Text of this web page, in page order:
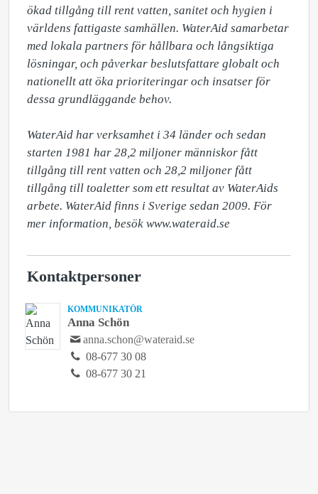
ökad tillgång till rent vatten, sanitet och hygien i
världens fattigaste samhällen. WaterAid samarbetar
med lokala partners för hållbara och långsiktiga
lösningar, och påverkar beslutsfattare globalt och
nationellt att öka prioriteringar och insatser för
dessa grundläggande behov.
WaterAid har verksamhet i 34 länder och sedan
starten 1981 har 28,2 miljoner människor fått
tillgång till rent vatten och 28,2 miljoner fått
tillgång till toaletter som ett resultat av WaterAids
arbete. WaterAid finns i Sverige sedan 2009. För
mer information, besök www.wateraid.se
Kontaktpersoner
KOMMUNIKATÖR
Anna Schön
anna.schon@wateraid.se
08-677 30 08
08-677 30 21